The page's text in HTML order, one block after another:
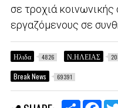
σε τροχιά κοινωνικής
εργαζόμενους σε
Ηλιδα 4826 Ν.ΗΛΕΙΑΣ
Break News 69391
S
F